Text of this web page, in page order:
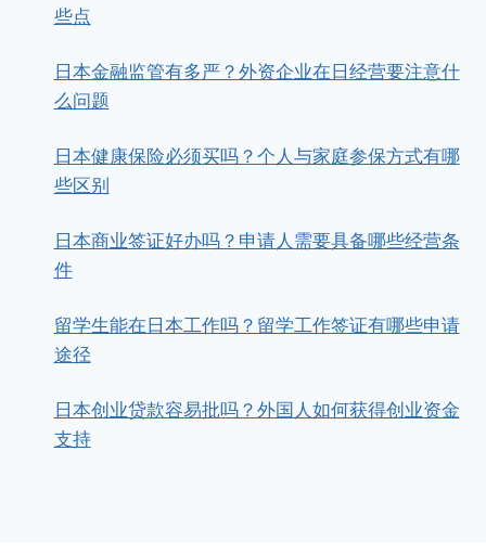
些点
日本金融监管有多严？外资企业在日经营要注意什
么问题
日本健康保险必须买吗？个人与家庭参保方式有哪
些区别
日本商业签证好办吗？申请人需要具备哪些经营条
件
留学生能在日本工作吗？留学工作签证有哪些申请
途径
日本创业贷款容易批吗？外国人如何获得创业资金
支持